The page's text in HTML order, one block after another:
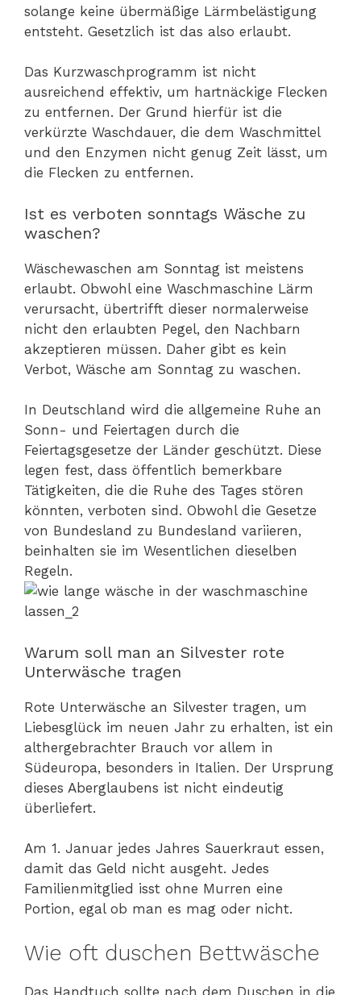
solange keine übermäßige Lärmbelästigung
entsteht. Gesetzlich ist das also erlaubt.
Das Kurzwaschprogramm ist nicht
ausreichend effektiv, um hartnäckige Flecken
zu entfernen. Der Grund hierfür ist die
verkürzte Waschdauer, die dem Waschmittel
und den Enzymen nicht genug Zeit lässt, um
die Flecken zu entfernen.
Ist es verboten sonntags Wäsche zu
waschen?
Wäschewaschen am Sonntag ist meistens
erlaubt. Obwohl eine Waschmaschine Lärm
verursacht, übertrifft dieser normalerweise
nicht den erlaubten Pegel, den Nachbarn
akzeptieren müssen. Daher gibt es kein
Verbot, Wäsche am Sonntag zu waschen.
In Deutschland wird die allgemeine Ruhe an
Sonn- und Feiertagen durch die
Feiertagsgesetze der Länder geschützt. Diese
legen fest, dass öffentlich bemerkbare
Tätigkeiten, die die Ruhe des Tages stören
könnten, verboten sind. Obwohl die Gesetze
von Bundesland zu Bundesland variieren,
beinhalten sie im Wesentlichen dieselben
Regeln.
Warum soll man an Silvester rote
Unterwäsche tragen
Rote Unterwäsche an Silvester tragen, um
Liebesglück im neuen Jahr zu erhalten, ist ein
althergebrachter Brauch vor allem in
Südeuropa, besonders in Italien. Der Ursprung
dieses Aberglaubens ist nicht eindeutig
überliefert.
Am 1. Januar jedes Jahres Sauerkraut essen,
damit das Geld nicht ausgeht. Jedes
Familienmitglied isst ohne Murren eine
Portion, egal ob man es mag oder nicht.
Wie oft duschen Bettwäsche
Das Handtuch sollte nach dem Duschen in die